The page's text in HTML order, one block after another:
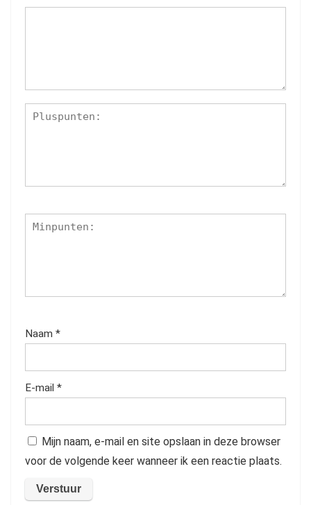
Naam *
E-mail *
Mijn naam, e-mail en site opslaan in deze browser
voor de volgende keer wanneer ik een reactie plaats.